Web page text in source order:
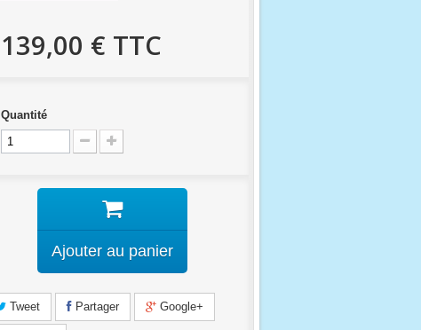
139,00 € TTC
Quantité
Ajouter au panier
Tweet Partager Google+